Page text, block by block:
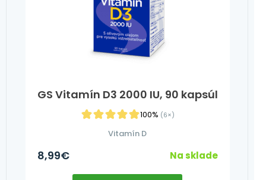
GS Vitamín D3 2000 IU, 90 kapsúl
100% (6×)
Vitamín D
8,99€ Na sklade